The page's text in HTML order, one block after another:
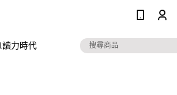
讀力時代